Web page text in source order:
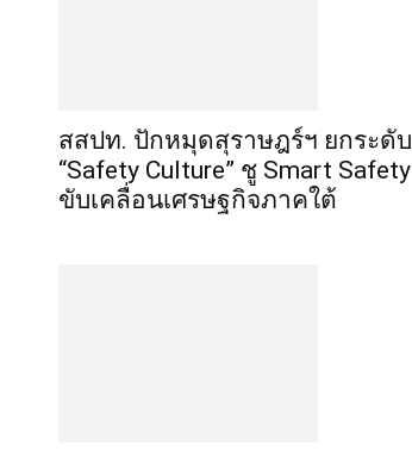
สสปท. ปักหมุดสุราษฎร์ฯ ยกระดับ
“Safety Culture” ชู Smart Safety
ขับเคลื่อนเศรษฐกิจภาคใต้